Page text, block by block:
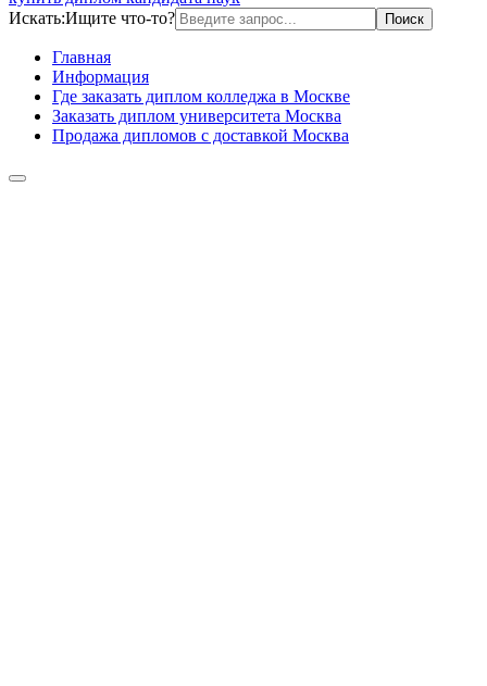
Искать:Ищите что-то?
Главная
Информация
Где заказать диплом колледжа в Москве
Заказать диплом университета Москва
Продажа дипломов с доставкой Москва